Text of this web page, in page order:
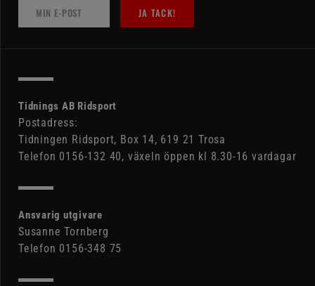
JA TACK!
Tidnings AB Ridsport
Postadress:
Tidningen Ridsport, Box 14, 619 21 Trosa
Telefon 0156-132 40, växeln öppen kl 8.30-16 vardagar
Ansvarig utgivare
Susanne Tornberg
Telefon 0156-348 75